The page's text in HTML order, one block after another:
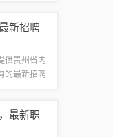
湾的新...
新招聘
供贵州省内
的最新招聘
工作岗...
最新职